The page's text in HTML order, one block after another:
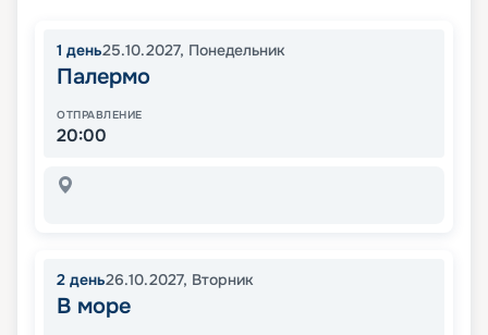
1 день25.10.2027, Понедельник
Палермо
ОТПРАВЛЕНИЕ
20:00
2 день26.10.2027, Вторник
В море